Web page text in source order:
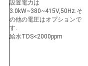
設置電力は
3.0kW~380~415V,50Hz.そ
の他の電圧はオプションで
す.
給水TDS<2000ppm